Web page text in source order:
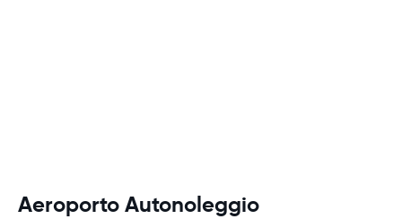
Aeroporto Autonoleggio